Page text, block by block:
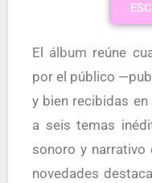
álbum reúne
por el público
y bien recibidas
a seis temas
sonoro y narrativo
novedades